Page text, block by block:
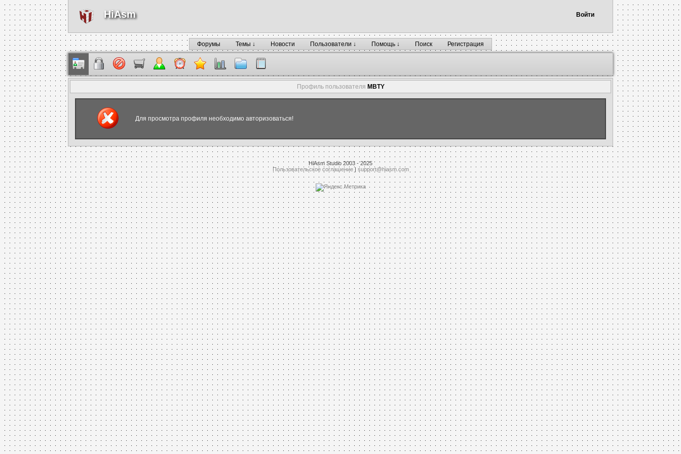
HiAsm Войти
Форумы Темы ↓ Новости Пользователи ↓ Помощь ↓ Поиск Регистрация
Профиль пользователя MBTY
Для просмотра профиля необходимо авторизоваться!
HiAsm Studio 2003 - 2025
Пользовательское соглашение| support@hiasm.com